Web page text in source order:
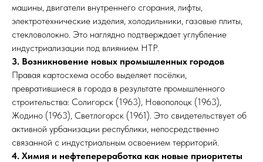
машины, двигатели внутреннего сгорания, лифты,
электротехнические изделия, холодильники, газовые плиты,
стекловолокно. Это наглядно подтверждает углубление
индустриализации под влиянием НТР.​
3. Возникновение новых промышленных городов
Правая картосхема особо выделяет посёлки,
превратившиеся в города в результате промышленного
строительства: Солигорск (1963), Новополоцк (1963),
Жодино (1963), Светлогорск (1961). Это свидетельствует об
активной урбанизации республики, непосредственно
связанной с индустриальным освоением территорий.​
4. Химия и нефтепереработка как новые приоритеты